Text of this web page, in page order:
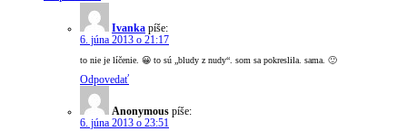
Ivanka píše:
6. júna 2013 o 21:17
to nie je líčenie. 😀 to sú „bludy z nudy“. som sa pokreslila. sama. 🙂
Odpovedať
Anonymous píše:
6. júna 2013 o 23:51